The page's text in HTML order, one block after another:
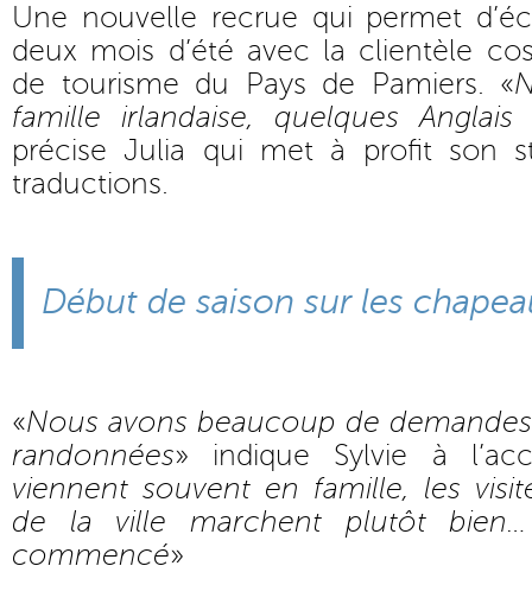
Une nouvelle recrue qui permet
deux mois d’été avec la clientèle
de tourisme du Pays de Pamiers. «
famille irlandaise, quelques
précise Julia qui met à profit son
traductions.
Début de saison sur les
«Nous avons beaucoup de
randonnées» indique Sylvie à
viennent souvent en famille, les
de la ville marchent plutôt
commencé»